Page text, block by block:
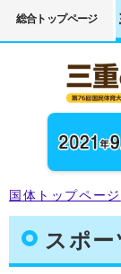
総合トップページ
国体トップページ
スポ